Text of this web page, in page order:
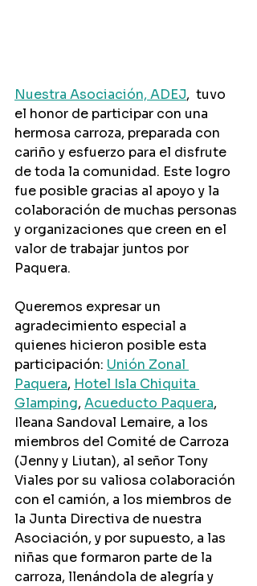
Nuestra Asociación, ADEJ,  tuvo
el honor de participar con una
hermosa carroza, preparada con
cariño y esfuerzo para el disfrute
de toda la comunidad. Este logro
fue posible gracias al apoyo y la
colaboración de muchas personas
y organizaciones que creen en el
valor de trabajar juntos por
Paquera.
Queremos expresar un
agradecimiento especial a
quienes hicieron posible esta
participación: Unión Zonal
Paquera, Hotel Isla Chiquita
Glamping, Acueducto Paquera,
Ileana Sandoval Lemaire, a los
miembros del Comité de Carroza
(Jenny y Liutan), al señor Tony
Viales por su valiosa colaboración
con el camión, a los miembros de
la Junta Directiva de nuestra
Asociación, y por supuesto, a las
niñas que formaron parte de la
carroza, llenándola de alegría y